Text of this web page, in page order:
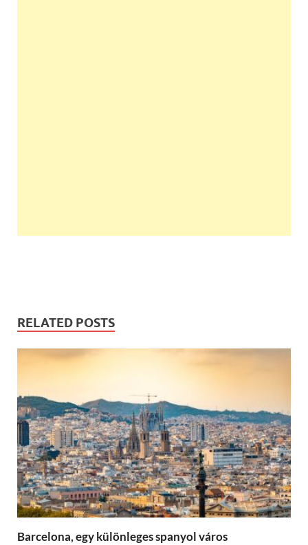
RELATED POSTS
Barcelona, egy különleges spanyol város